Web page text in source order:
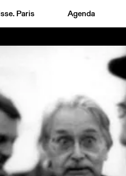
Paris Agenda